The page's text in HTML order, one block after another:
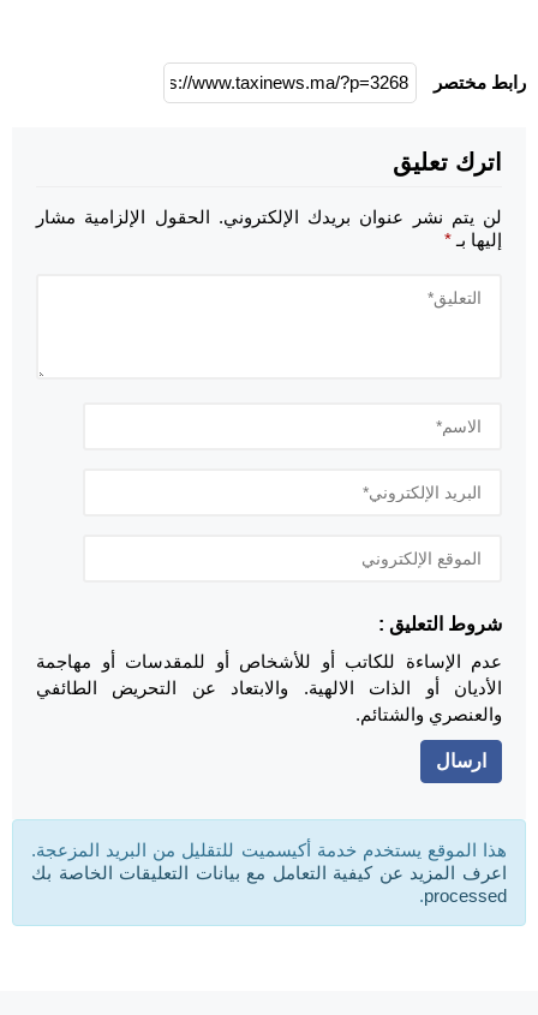
رابط مختصر
اترك تعليق
لن يتم نشر عنوان بريدك الإلكتروني. الحقول الإلزامية مشار
إليها بـ *
شروط التعليق :
عدم الإساءة للكاتب أو للأشخاص أو للمقدسات أو مهاجمة
الأديان أو الذات الالهية. والابتعاد عن التحريض الطائفي
والعنصري والشتائم.
هذا الموقع يستخدم خدمة أكيسميت للتقليل من البريد المزعجة.
اعرف المزيد عن كيفية التعامل مع بيانات التعليقات الخاصة بك
processed
.